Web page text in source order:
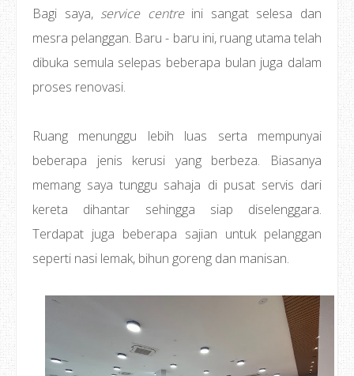
Bagi saya, service centreini sangat selesa dan
mesra pelanggan. Baru - baru ini, ruang utama telah
dibuka semula selepas beberapa bulan juga dalam
proses renovasi.
Ruang menunggu lebih luas serta mempunyai
beberapa jenis kerusi yang berbeza. Biasanya
memang saya tunggu sahaja di pusat servis dari
kereta dihantar sehingga siap diselenggara.
Terdapat juga beberapa sajian untuk pelanggan
seperti nasi lemak, bihun goreng dan manisan.